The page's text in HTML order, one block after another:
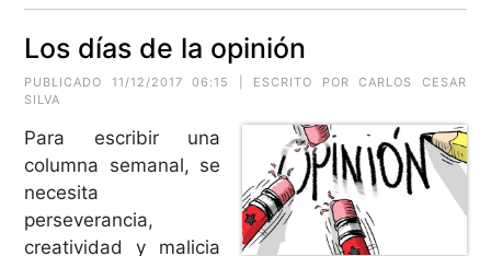
Los días de la opinión
PUBLICADO 11/12/2017 06:15 | ESCRITO POR CARLOS CESAR
SILVA
Para escribir una
columna semanal, se
necesita
perseverancia,
creatividad y malicia